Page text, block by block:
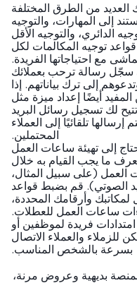
من الطرق المختلفة
المهارات، والتوجيه
والتوجيه الأقل
توجيه المكالمات لكل
احتياجاتها الفريدة.
ترحب بعملائك
ترك بياناتهم. إذا
أيضًا إعداد ميزة مثل
تسجيل رسائل البريد
تلقائيًا إلى العملاء
المحتملين.
تهيئة ساعات العمل
يجب القيام به خلال
(على سبيل المثال،
قم بضبط قواعد
وأرقامك المحددة،
ساعات العمل للعطلات.
فريدة لموظفين أو
والعملاء الاتصال
بالشخص المناسب.
بديهية وعروض مرنة،